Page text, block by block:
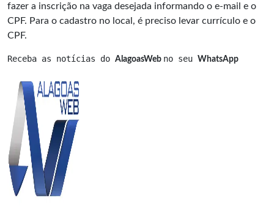
fazer a inscrição na vaga desejada informando o e-mail e o
CPF. Para o cadastro no local, é preciso levar currículo e o
CPF.
Receba as notícias do AlagoasWeb no seu WhatsApp